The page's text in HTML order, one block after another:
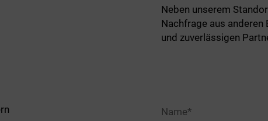
Neben unserem
Nachfrage aus anderen
und zuverlässigen